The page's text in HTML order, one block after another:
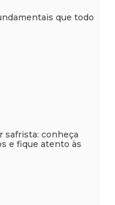
que todo
safrista: conheça
e fique atento às